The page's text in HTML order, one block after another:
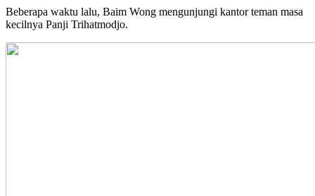
Beberapa waktu lalu, Baim Wong mengunjungi kantor teman masa
kecilnya Panji Trihatmodjo.